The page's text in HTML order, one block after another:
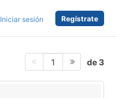
Iniciar sesión Regístrate
1 de 3